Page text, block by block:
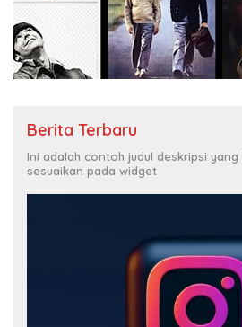
Berita Terbaru
Ini adalah contoh judul deskripsi
sesuaikan pada widget